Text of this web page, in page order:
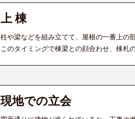
上 棟
柱や梁などを組み立てて、屋根の一番上の
このタイミングで棟梁との顔合わせ、棟札
現地での立会